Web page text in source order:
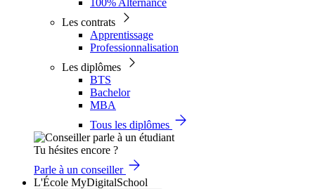
100% Alternance
Les contrats
Apprentissage
Professionnalisation
Les diplômes
BTS
Bachelor
MBA
Tous les diplômes
Tu hésites encore ?
Parle à un conseiller
L'École MyDigitalSchool